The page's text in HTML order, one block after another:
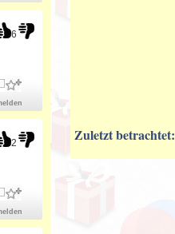
6
2 Zuletzt betrachtet: